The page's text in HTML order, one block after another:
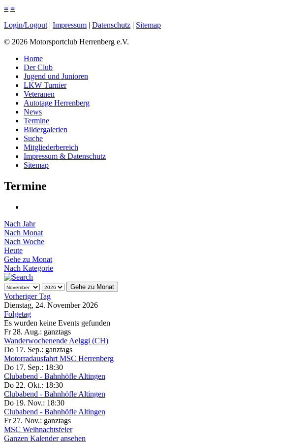
≡ ≡
Login/Logout | Impressum | Datenschutz | Sitemap
© 2026 Motorsportclub Herrenberg e.V.
Home
Der Club
Jugend und Junioren
LKW Turnier
Veteranen
Autotage Herrenberg
News
Termine
Bildergalerien
Suche
Mitgliederbereich
Impressum & Datenschutz
Sitemap
Termine
Nach Jahr
Nach Monat
Nach Woche
Heute
Gehe zu Monat
Nach Kategorie
Gehe zu Monat
Vorheriger Tag
Dienstag, 24. November 2026
Folgetag
Es wurden keine Events gefunden
Fr 28. Aug.: ganztags
Wanderwochenende Aelggi (CH)
Do 17. Sep.: ganztags
Motorradausfahrt MSC Herrenberg
Do 17. Sep.: 18:30
Clubabend - Bahnhöfle Altingen
Do 22. Okt.: 18:30
Clubabend - Bahnhöfle Altingen
Do 19. Nov.: 18:30
Clubabend - Bahnhöfle Altingen
Fr 27. Nov.: ganztags
MSC Weihnachtsfeier
Ganzen Kalender ansehen